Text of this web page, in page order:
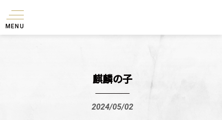
MENU
麒麟の子
2024/05/02